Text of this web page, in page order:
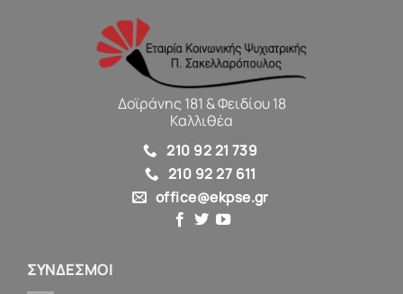
Δοϊράνης 181 & Φειδίου 18
Καλλιθέα
210 92 21 739
210 92 27 611
office@ekpse.gr
ΣΥΝΔΕΣΜΟΙ